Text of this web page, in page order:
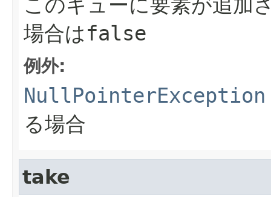
場合はfalse
例外:
NullPointerException
る場合
take